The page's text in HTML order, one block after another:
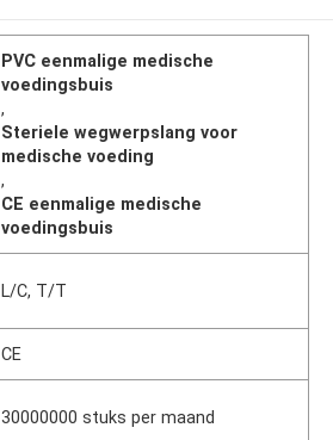
PVC eenmalige medische
voedingsbuis
,
Steriele wegwerpslang voor
medische voeding
,
CE eenmalige medische
voedingsbuis
L/C, T/T
CE
30000000 stuks per maand